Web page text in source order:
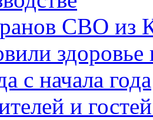
СВО из
с начала года
и